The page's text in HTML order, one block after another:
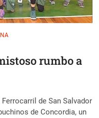
rumbo a
de San Salvador
de Concordia, un